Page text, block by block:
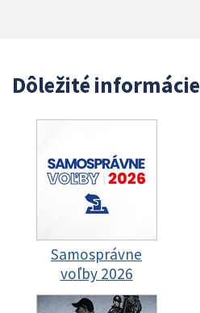
Dôležité informácie
Samosprávne
voľby 2026